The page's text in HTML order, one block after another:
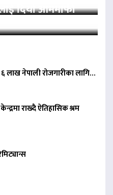
दियो आममाफी
लाख नेपाली रोजगारीका लागि…
राख्दै ऐतिहासिक श्रम